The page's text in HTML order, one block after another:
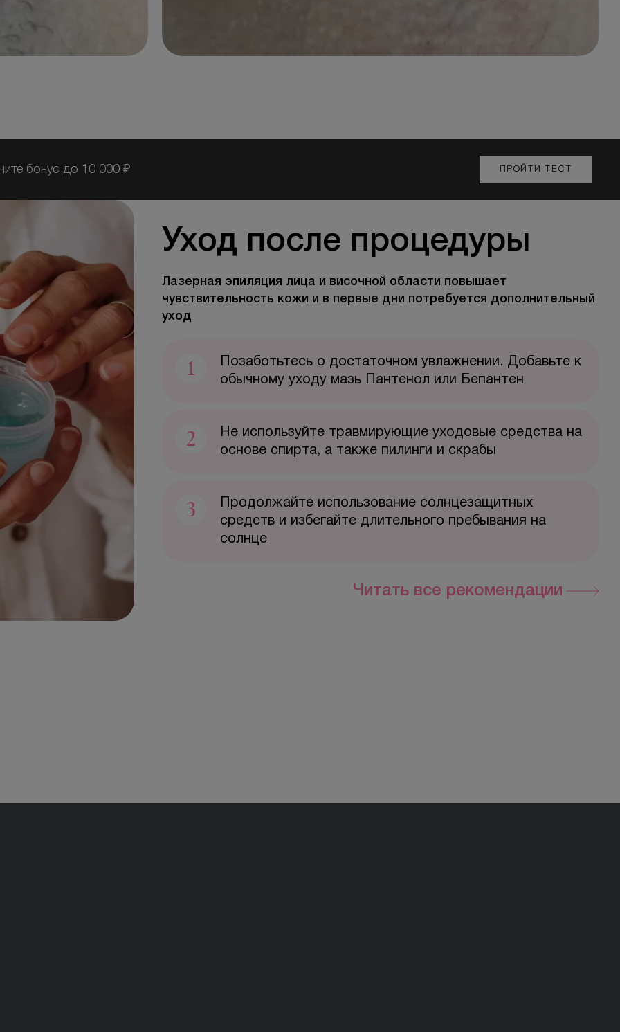
бонус до 10 000 ₽ ПРОЙТИ ТЕСТ
Уход после процедуры
Лазерная эпиляция лица и височной области повышает
чувствительность кожи и в первые дни потребуется дополнительный
уход
1
Позаботьтесь о достаточном увлажнении. Добавьте к
обычному уходу мазь Пантенол или Бепантен
2
Не используйте травмирующие уходовые средства на
основе спирта, а также пилинги и скрабы
3
Продолжайте использование солнцезащитных
средств и избегайте длительного пребывания на
солнце
Читать все рекомендации